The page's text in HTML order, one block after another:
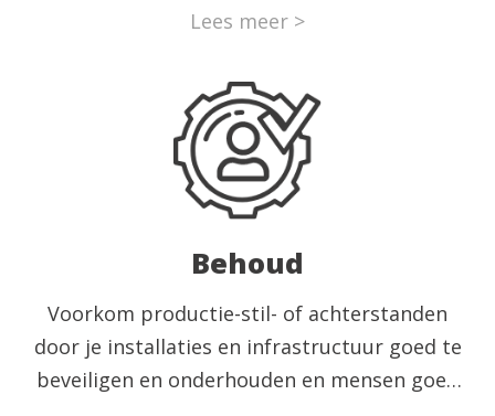
juiste tools. Laat ons een bedrijfs-scan
een volledig MES-systeem implementeren.
Lees meer >
Behoud
Voorkom productie-stil- of achterstanden
door je installaties en infrastructuur goed te
beveiligen en onderhouden en mensen goed